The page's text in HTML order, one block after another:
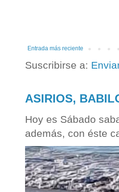
Entrada más reciente
Suscribirse a:
ASIRIOS,
Hoy es Sábado
además, con éste